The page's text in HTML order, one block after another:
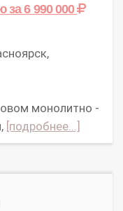
за 6 990 000
монолитно -
[подробнее...]